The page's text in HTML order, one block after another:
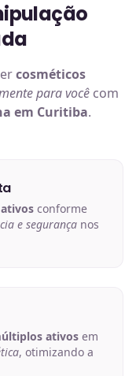
cosméticos
para você com
em Curitiba.
conforme
e segurança nos
ativos em
, otimizando a